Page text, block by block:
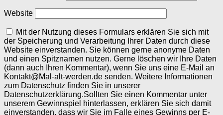
Website
Mit der Nutzung dieses Formulars erklären Sie sich mit
der Speicherung und Verarbeitung Ihrer Daten durch diese
Website einverstanden. Sie können gerne anonyme Daten
und einen Spitznamen nutzen. Gerne löschen wir Ihre Daten
(dann auch Ihren Kommentar), wenn Sie uns eine E-Mail an
Kontakt@Mal-alt-werden.de senden. Weitere Informationen
zum Datenschutz finden Sie in unserer
Datenschutzerklärung.Sollten Sie einen Kommentar unter
unserem Gewinnspiel hinterlassen, erklären Sie sich damit
einverstanden, dass wir Sie im Falle eines Gewinns per E-